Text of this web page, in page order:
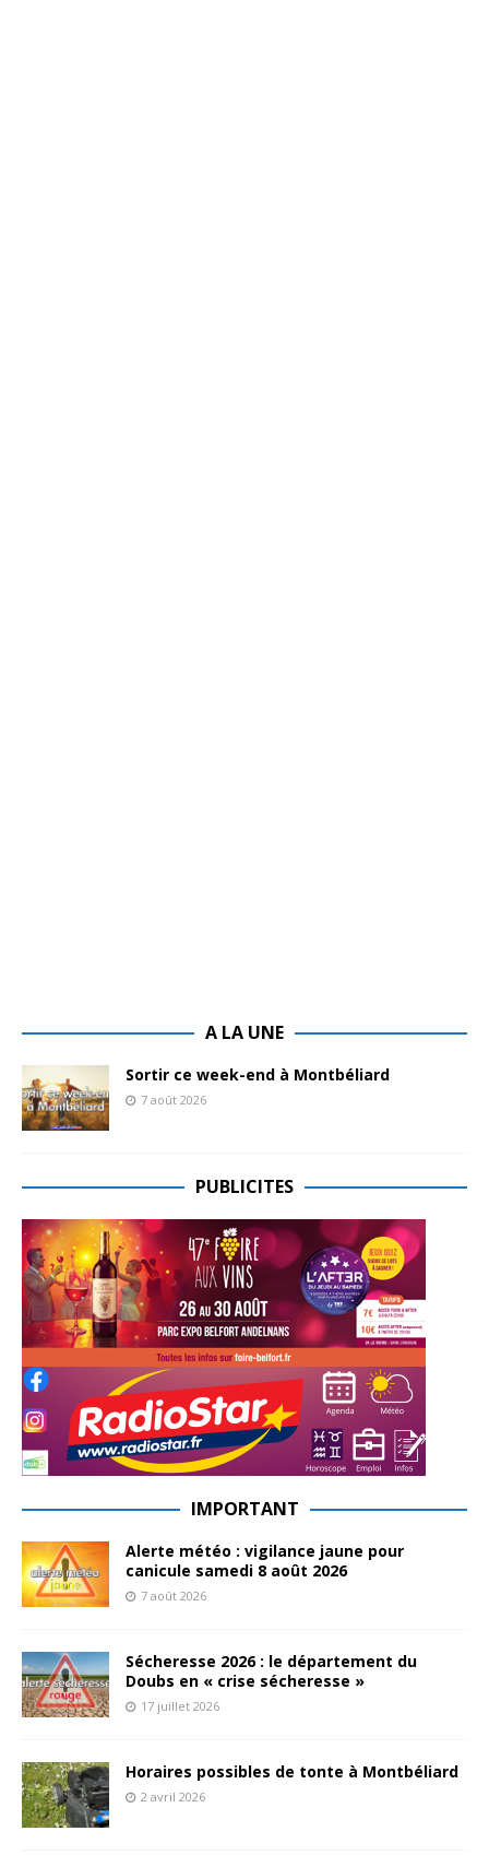
A LA UNE
Sortir ce week-end à Montbéliard
7 août 2026
PUBLICITES
IMPORTANT
Alerte météo : vigilance jaune pour
canicule samedi 8 août 2026
7 août 2026
Sécheresse 2026 : le département du
Doubs en « crise sécheresse »
17 juillet 2026
Horaires possibles de tonte à Montbéliard
2 avril 2026